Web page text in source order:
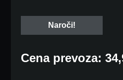
Cena prevoza: